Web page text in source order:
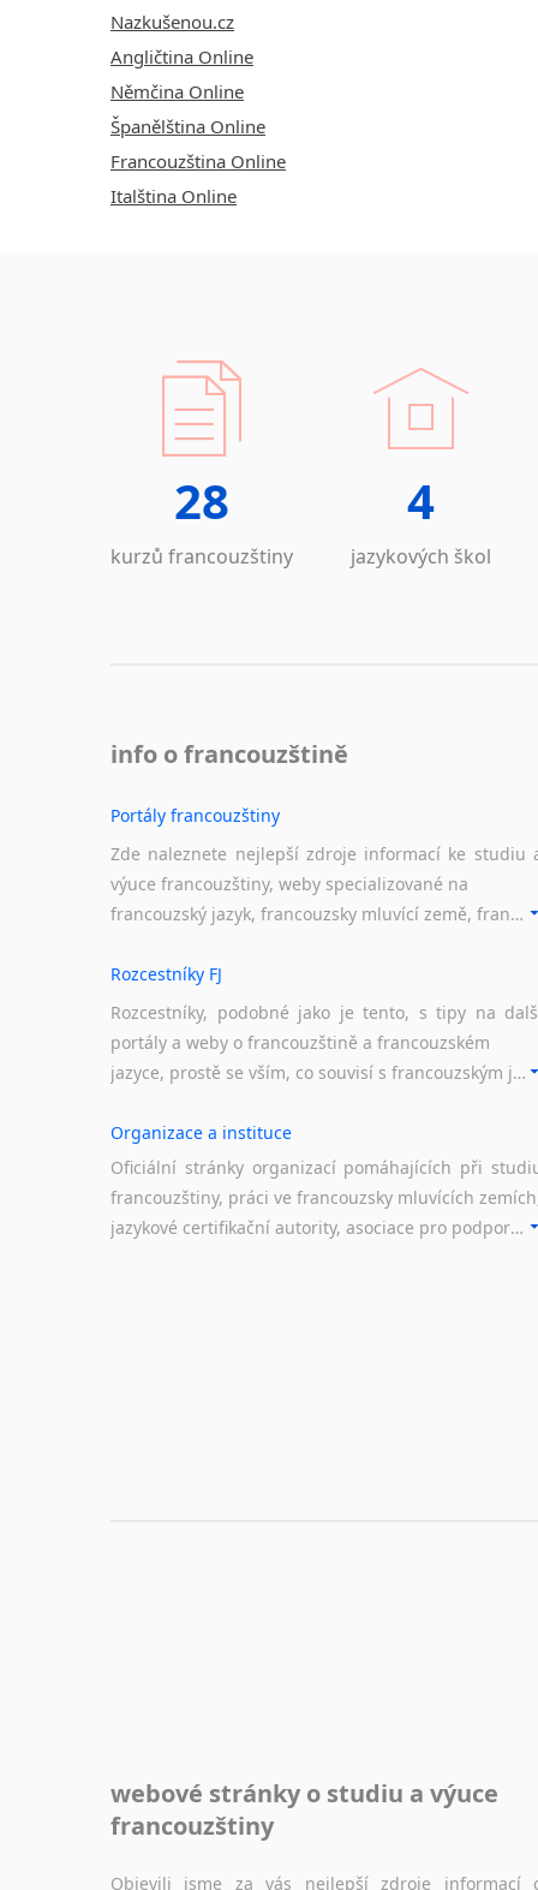
Nazkušenou.cz
Angličtina Online
Němčina Online
Španělština Online
Francouzština Online
Italština Online
28
kurzů francouzštiny
4
jazykových škol
info o francouzštině
Portály francouzštiny
Zde naleznete nejlepší zdroje informací ke studiu
výuce francouzštiny, weby specializované na
francouzský jazyk, francouzsky mluvící země, francouzské portály apod. Rubrika obsahuje zejména komplexní a maximálně kvalitní stránky využitelné ke studiu francouzštiny.
Rozcestníky FJ
Rozcestníky, podobné jako je tento, s tipy na
portály a weby o francouzštině a francouzském
jazyce, prostě se vším, co souvisí s francouzským jazykem a jeho využitím.
Organizace a instituce
Oficiální stránky organizací pomáhajících při
francouzštiny, práci ve francouzsky mluvících
jazykové certifikační autority, asociace pro podporu jazykového vzdělávání ad.
webové stránky o studiu a výuce
francouzštiny
Objevili jsme za vás nejlepší zdroje informací